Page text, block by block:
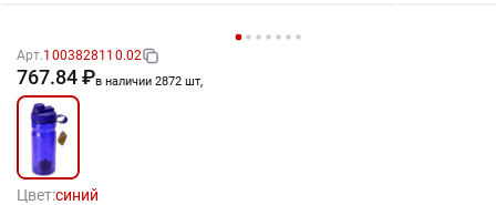
Арт.1003828110.02
767.84 ₽в наличии 2872 шт,
Цвет:синий